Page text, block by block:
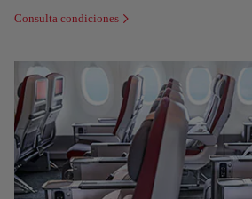
Consulta condiciones